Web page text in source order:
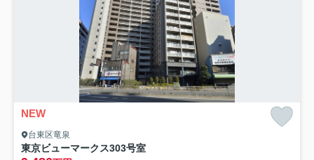
NEW
台東区竜泉
東京ビューマークス303号室